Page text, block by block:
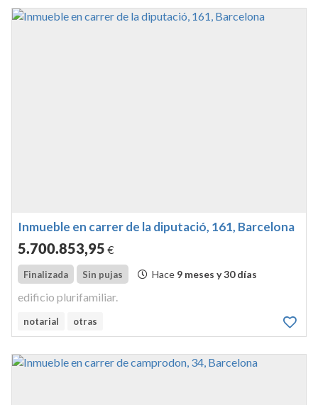
Inmueble en carrer de la diputació, 161, Barcelona
5.700.853,95 €
Finalizada Sin pujas Hace 9 meses y 30 días
edificio plurifamiliar.
notarial otras